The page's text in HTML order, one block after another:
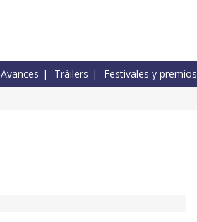
Avances Tráilers Festivales y premios